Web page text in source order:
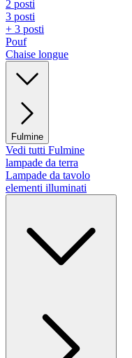
2 posti
3 posti
+ 3 posti
Pouf
Chaise longue
Fulmine
Vedi tutti Fulmine
lampade da terra
Lampade da tavolo
elementi illuminati